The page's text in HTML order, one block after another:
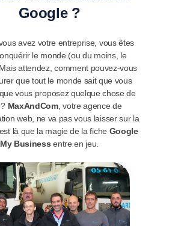
Google ?
avez votre entreprise, vous êtes
le monde (ou du moins, le
attendez, comment pouvez-vous
que tout le monde sait que vous
vous proposez quelque chose de
MaxAndCom, votre agence de
web, ne va pas vous laisser sur la
là que la magie de la fiche Google
My Business entre en jeu.